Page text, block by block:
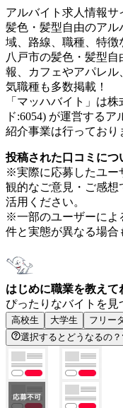
アルバイト求人情報
髪色・髪型自由のア
域、路線、職種、特徴
八戸市の髪色・髪型
報、カフェやアパレル
気職種も多数掲載！
「マッハバイト」は
ド:6054) が運営する
紹介事業は行っており
投稿された口コミにつ
※実際に応募したユー
観的なご意見・ご感
活用ください。
※一部のユーザーによ
件と実態が異なる場合
はじめに職業を教えて
ぴったりなバイトを見
高校生 大学生 フリー
選択するとどうなるの？